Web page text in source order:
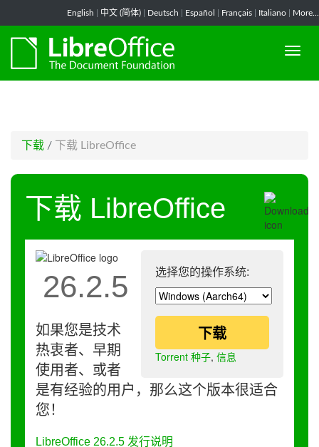
English 中文 (简体) Deutsch Español Français Italiano More...
下载 / 下载 LibreOffice
下载 LibreOffice
选择您的操作系统:
下载
Torrent 种子, 信息
26.2.5
如果您是技术
热衷者、早期
使用者、或者
是有经验的用户，那么这个版本很适合
您！
LibreOffice 26.2.5 发行说明